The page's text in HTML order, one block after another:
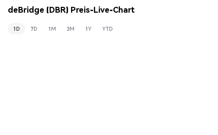
deBridge (DBR) Preis-Live-Chart
1D 7D 1M 3M 1Y YTD